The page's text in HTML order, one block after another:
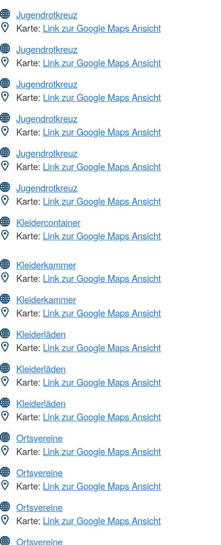
Jugendrotkreuz
Karte: Link zur Google Maps Ansicht
Jugendrotkreuz
Karte: Link zur Google Maps Ansicht
Jugendrotkreuz
Karte: Link zur Google Maps Ansicht
Jugendrotkreuz
Karte: Link zur Google Maps Ansicht
Jugendrotkreuz
Karte: Link zur Google Maps Ansicht
Jugendrotkreuz
Karte: Link zur Google Maps Ansicht
Kleidercontainer
Karte: Link zur Google Maps Ansicht
Kleiderkammer
Karte: Link zur Google Maps Ansicht
Kleiderkammer
Karte: Link zur Google Maps Ansicht
Kleiderläden
Karte: Link zur Google Maps Ansicht
Kleiderläden
Karte: Link zur Google Maps Ansicht
Kleiderläden
Karte: Link zur Google Maps Ansicht
Ortsvereine
Karte: Link zur Google Maps Ansicht
Ortsvereine
Karte: Link zur Google Maps Ansicht
Ortsvereine
Karte: Link zur Google Maps Ansicht
Ortsvereine